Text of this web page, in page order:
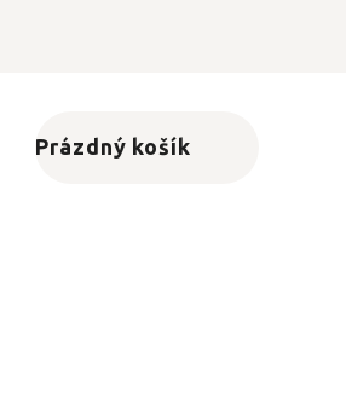
Nákupní košík
Prázdný košík